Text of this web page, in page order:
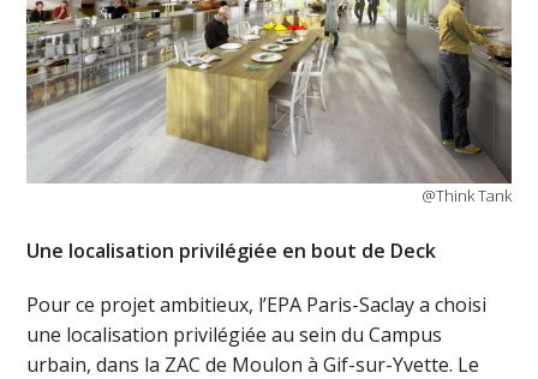
@Think Tank
Une localisation privilégiée en bout de Deck
Pour ce projet ambitieux, l’EPA Paris-Saclay a choisi
une localisation privilégiée au sein du Campus
urbain, dans la ZAC de Moulon à Gif-sur-Yvette. Le